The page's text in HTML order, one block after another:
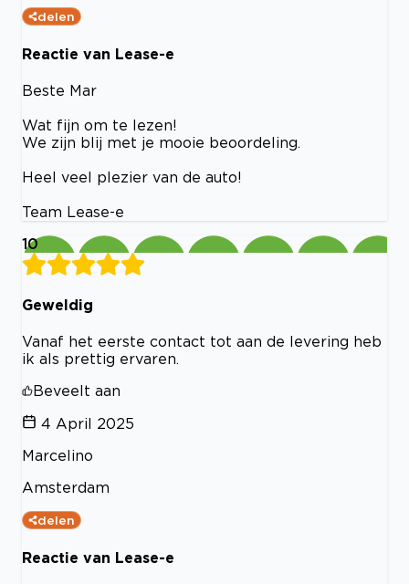
delen
Reactie van Lease-e
Beste Mar
Wat fijn om te lezen!
We zijn blij met je mooie beoordeling.
Heel veel plezier van de auto!
Team Lease-e
10
Geweldig
Vanaf het eerste contact tot aan de levering heb
ik als prettig ervaren.
Beveelt aan
4 April 2025
Marcelino
Amsterdam
delen
Reactie van Lease-e